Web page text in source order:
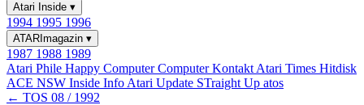
Atari Inside ▾
1994 1995 1996
ATARImagazin ▾
1987 1988 1989
Atari Phile Happy ComputerComputer Kontakt Atari Times Hitdisk
ACE NSW Inside Info Atari Update STraight Up atos
← TOS 08 / 1992